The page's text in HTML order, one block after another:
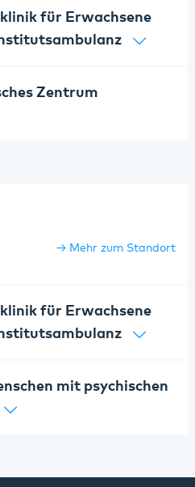
für Erwachsene
Zentrum
Mehr zum Standort
für Erwachsene
mit psychischen